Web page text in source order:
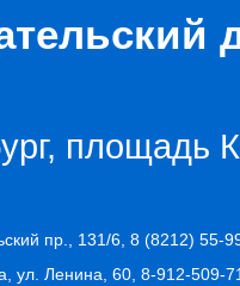
площадь
пр., 131/6, 8 (8212) 55-
ул. Ленина, 60, 8-912-509-